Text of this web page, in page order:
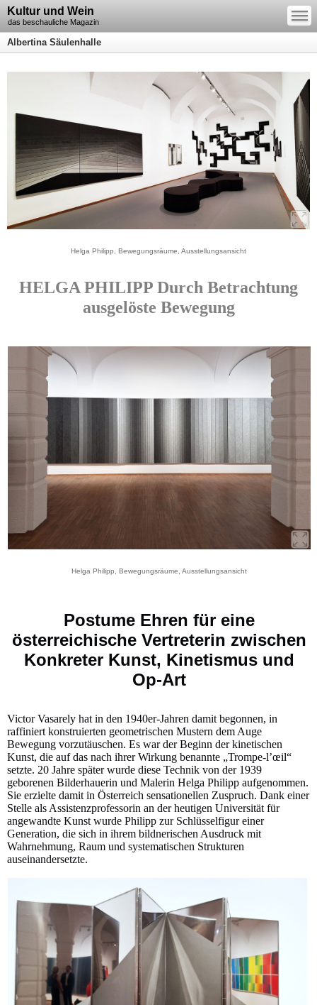
Kultur und Wein
das beschauliche Magazin
—
—
—
Albertina Säulenhalle
Helga Philipp, Bewegungsräume, Ausstellungsansicht
HELGA PHILIPP Durch Betrachtung
ausgelöste Bewegung
Helga Philipp, Bewegungsräume, Ausstellungsansicht
Postume Ehren für eine
österreichische Vertreterin zwischen
Konkreter Kunst, Kinetismus und
Op-Art
Victor Vasarely hat in den 1940er-Jahren damit begonnen, in
raffiniert konstruierten geometrischen Mustern dem Auge
Bewegung vorzutäuschen. Es war der Beginn der kinetischen
Kunst, die auf das nach ihrer Wirkung benannte „Trompe-l’œil“
setzte. 20 Jahre später wurde diese Technik von der 1939
geborenen Bilderhauerin und Malerin Helga Philipp aufgenommen.
Sie erzielte damit in Österreich sensationellen Zuspruch. Dank einer
Stelle als Assistenzprofessorin an der heutigen Universität für
angewandte Kunst wurde Philipp zur Schlüsselfigur einer
Generation, die sich in ihrem bildnerischen Ausdruck mit
Wahrnehmung, Raum und systematischen Strukturen
auseinandersetzte.